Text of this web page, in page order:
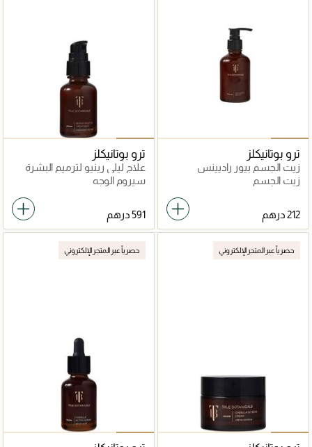
ترو بوتانيكلز
زيت الجسم بيور راديينس
زيت الجسم
ترو بوتانيكلز
علاج ليلي رينيو لترميم البشرة
سيروم الوجه
حصرياً عبر المتجر الإلكتروني حصرياً عبر المتجر الإلكتروني